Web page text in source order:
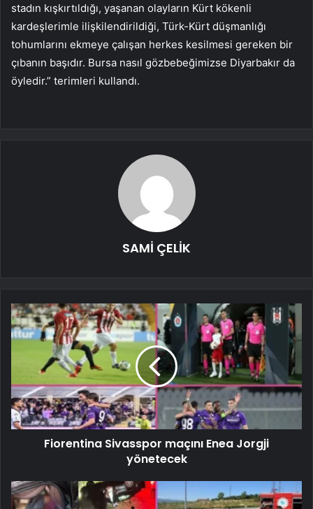
stadın kışkırtıldığı, yaşanan olayların Kürt kökenli
kardeşlerimle ilişkilendirildiği, Türk-Kürt düşmanlığı
tohumlarını ekmeye çalışan herkes kesilmesi gereken bir
çıbanın başıdır. Bursa nasıl gözbebeğimizse Diyarbakır da
öyledir.” terimleri kullandı.
SAMİ ÇELİK
Fiorentina Sivasspor maçını Enea Jorgji
yönetecek